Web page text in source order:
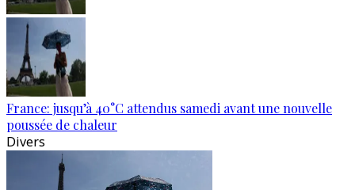
France: jusqu’à 40°C attendus samedi avant une nouvelle
poussée de chaleur
Divers